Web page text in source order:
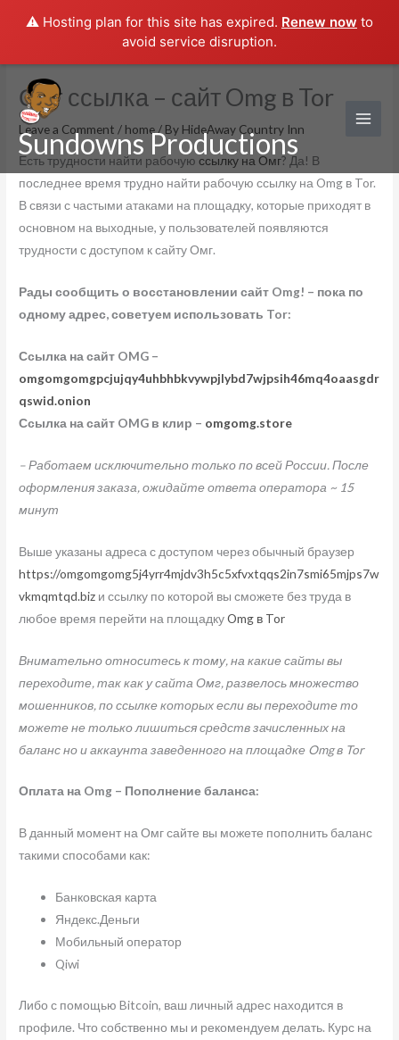
⚠️ Hosting plan for this site has expired. Renew now to
avoid service disruption.
content
Sundowns Productions
Омг ссылка – сайт Omg в Tor
Leave a Comment / home / By HideAway Country Inn
Есть трудности найти рабочуюссылку на Омг? Да! В
последнее время трудно найти рабочую ссылку на Omg в Tor.
В связи с частыми атаками на площадку, которые приходят в
основном на выходные, у пользователей появляются
трудности с доступом к сайту Омг.
Рады сообщить о восстановлении сайт Omg! – пока по
одному адрес, советуем использовать Tor:
Ссылка на сайт OMG –
omgomgomgpcjujqy4uhbhbkvywpjlybd7wjpsih46mq4oaasgdr
qswid.onion
Ссылка на сайт OMG в клир – omgomg.store
– Работаем исключительно только по всей России. После
оформления заказа, ожидайте ответа оператора ~ 15
минут
Выше указаны адреса с доступом через обычный браузер
https://omgomgomg5j4yrr4mjdv3h5c5xfvxtqqs2in7smi65mjps7w
vkmqmtqd.biz и ссылку по которой вы сможете без труда в
любое время перейти на площадкуOmg в Tor
Внимательно относитесь к тому, на какие сайты вы
переходите, так как у сайта Омг, развелось множество
мошенников, по ссылке которых если вы переходите то
можете не только лишиться средств зачисленных на
баланс но и аккаунта заведенного на площадке Omg в Tor
Оплата на Omg – Пополнение баланса:
В данный момент на Омг сайте вы можете пополнить баланс
такими способами как:
Банковская карта
Яндекс.Деньги
Мобильный оператор
Qiwi
Либо с помощью Bitcoin, ваш личный адрес находится в
профиле. Что собственно мы и рекомендуем делать. Курс на